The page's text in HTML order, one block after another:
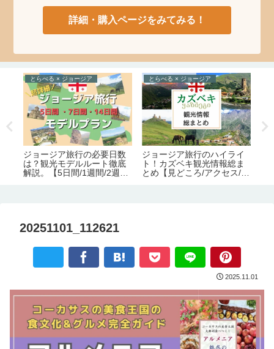
詳細・購入ページをみてみる！
とらべる × ジョージア
ジョージア旅行の必要日数
は？観光モデルルート徹底
解説。【5日間/1週間/2週
とらべる × ジョージア
ジョージア旅行のハイライ
ト！カズベキ観光情報総ま
とめ【見どころ/アクセス/必
20251101_112621
2025.11.01